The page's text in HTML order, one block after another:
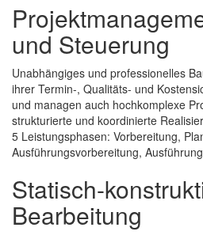
und Steuerung
Unabhängiges und professionelles
ihrer Termin-, Qualitäts- und
und managen auch hochkomplexe
strukturierte und koordinierte
5 Leistungsphasen: Vorbereitung,
Ausführungsvorbereitung,
Statisch-
Bearbeitung